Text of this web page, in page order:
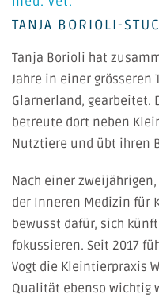
TANJA BORIOLI-
Tanja Borioli hat
Jahre in einer
Glarnerland, gearbeitet.
betreute dort neben
Nutztiere und übt ihren
Nach einer
der Inneren Medizin für
bewusst dafür, sich
fokussieren. Seit 2017
Vogt die Kleintierpraxis
Qualität ebenso wichtig